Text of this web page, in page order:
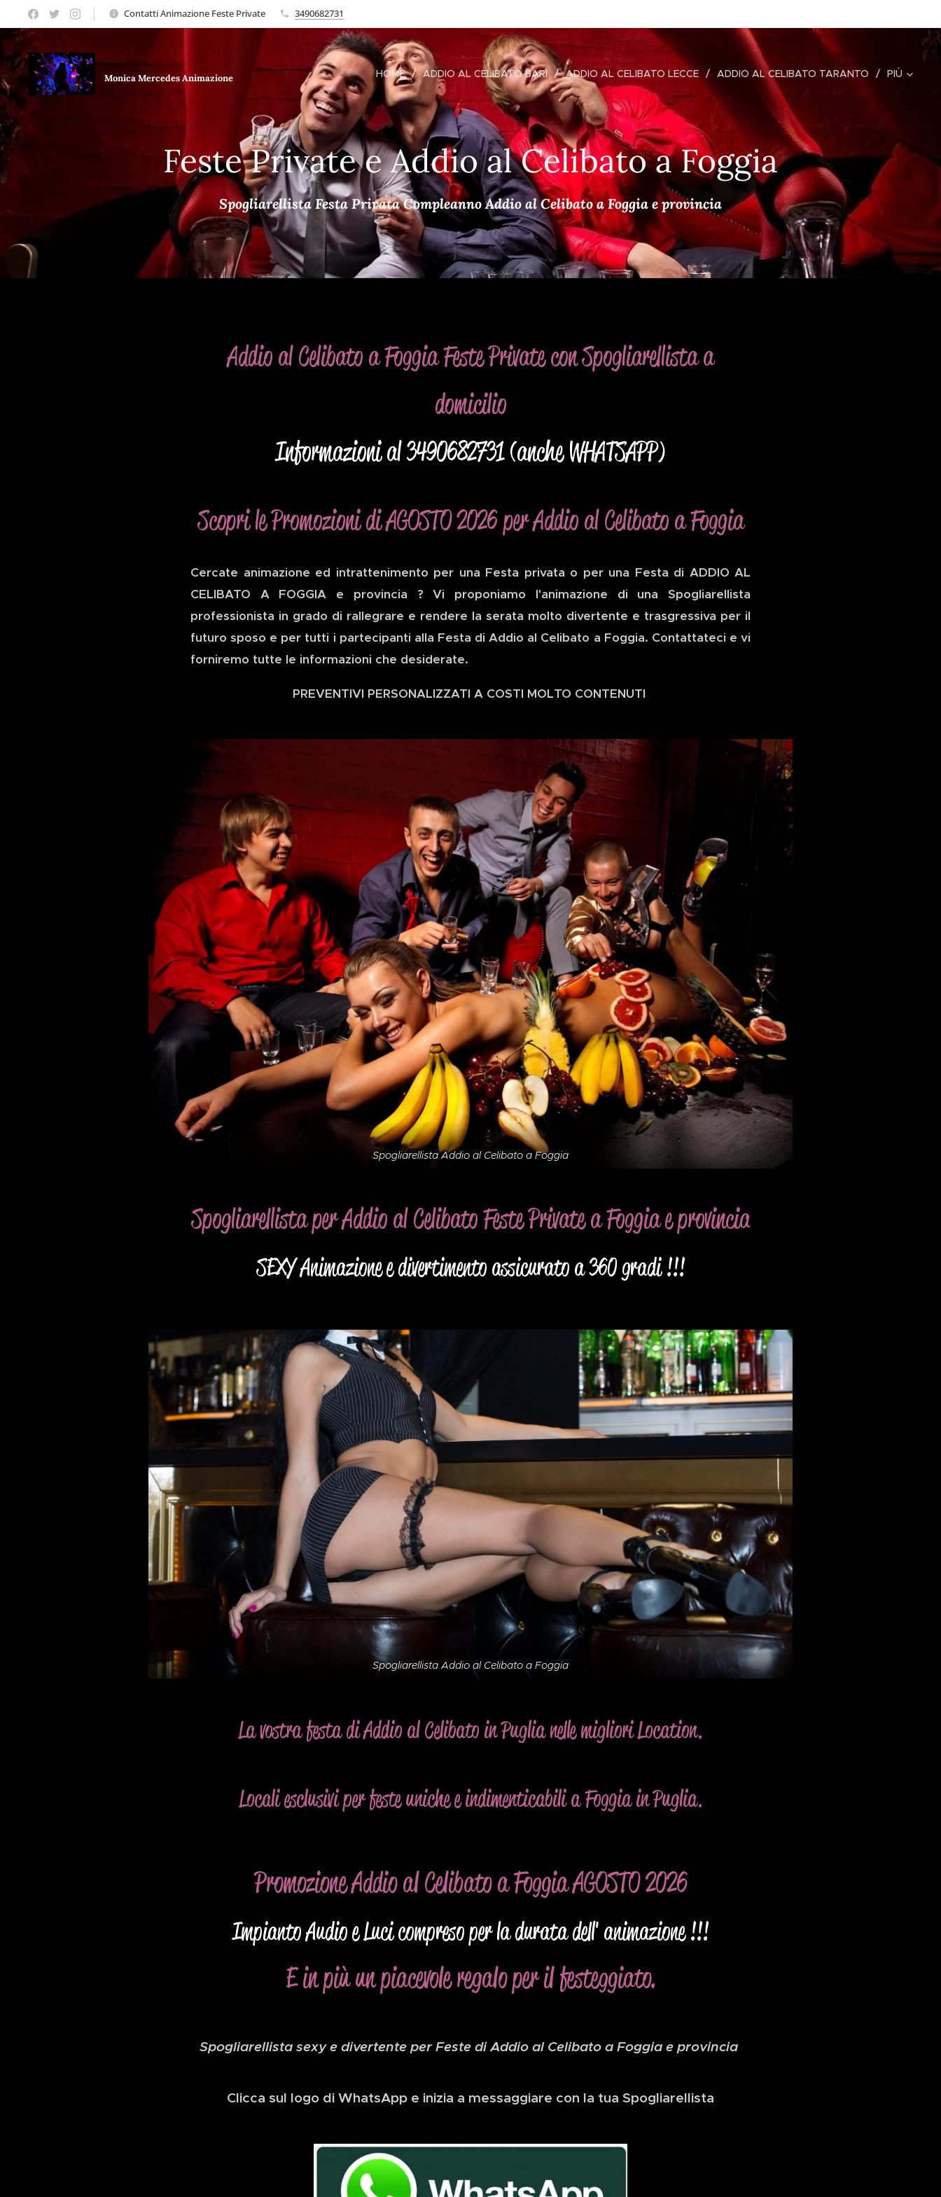
Contatti Animazione Feste Private 3490682731
Monica Mercedes Animazione HOME ADDIO AL CELIBATO BARI ADDIO AL CELIBATO LECCE ADDIO AL CELIBATO TARANTO PIÙ
Feste Private e Addio al Celibato a Foggia
Spogliarellista Festa Privata Compleanno Addio al Celibato a Foggia e provincia
Addio al Celibato a Foggia Feste Private con Spogliarellista a
domicilio
Informazioni al 3490682731 (anche WHATSAPP)
Scopri le Promozioni di AGOSTO 2026 per Addio al Celibato a Foggia
Cercate animazione ed intrattenimento per una Festa privata o per una Festa di ADDIO AL
CELIBATO A FOGGIA e provincia ? Vi proponiamo l'animazione di una Spogliarellista
professionista in grado di rallegrare e rendere la serata molto divertente e trasgressiva per il
futuro sposo e per tutti i partecipanti alla Festa di Addio al Celibato a Foggia. Contattateci e vi
forniremo tutte le informazioni che desiderate.
PREVENTIVI PERSONALIZZATI A COSTI MOLTO CONTENUTI
Spogliarellista Addio al Celibato a Foggia
Spogliarellista per Addio al Celibato Feste Private a Foggia e provincia
SEXY Animazione e divertimento assicurato a 360 gradi !!!
Spogliarellista Addio al Celibato a Foggia
La vostra festa di Addio al Celibato in Puglia nelle migliori Location.
Locali esclusivi per feste uniche e indimenticabili a Foggia in Puglia.
Promozione Addio al Celibato a Foggia AGOSTO 2026
Impianto Audio e Luci compreso per la durata dell' animazione !!!
E in più un piacevole regalo per il festeggiato.
Spogliarellista sexy e divertente per Feste di Addio al Celibato a Foggia e provincia
Clicca sul logo di WhatsApp e inizia a messaggiare con la tua Spogliarellista